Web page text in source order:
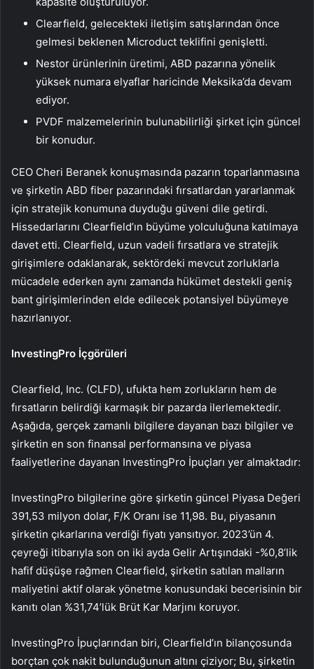
Clearfield, gelecekteki iletişim satışlarından önce
gelmesi beklenen Microduct teklifini genişletti.
Nestor ürünlerinin üretimi, ABD pazarına yönelik
yüksek numara elyaflar haricinde Meksika’da devam
ediyor.
PVDF malzemelerinin bulunabilirliği şirket için güncel
bir konudur.
CEO Cheri Beranek konuşmasında pazarın toparlanmasına
ve şirketin ABD fiber pazarındaki fırsatlardan yararlanmak
için stratejik konumuna duyduğu güveni dile getirdi.
Hissedarlarını Clearfield’ın büyüme yolculuğuna katılmaya
davet etti. Clearfield, uzun vadeli fırsatlara ve stratejik
girişimlere odaklanarak, sektördeki mevcut zorluklarla
mücadele ederken aynı zamanda hükümet destekli geniş
bant girişimlerinden elde edilecek potansiyel büyümeye
hazırlanıyor.
InvestingPro İçgörüleri
Clearfield, Inc. (CLFD), ufukta hem zorlukların hem de
fırsatların belirdiği karmaşık bir pazarda ilerlemektedir.
Aşağıda, gerçek zamanlı bilgilere dayanan bazı bilgiler ve
şirketin en son finansal performansına ve piyasa
faaliyetlerine dayanan InvestingPro İpuçları yer almaktadır:
InvestingPro bilgilerine göre şirketin güncel Piyasa Değeri
391,53 milyon dolar, F/K Oranı ise 11,98. Bu, piyasanın
şirketin çıkarlarına verdiği fiyatı yansıtıyor. 2023’ün 4.
çeyreği itibarıyla son on iki ayda Gelir Artışındaki -%0,8’lik
hafif düşüşe rağmen Clearfield, şirketin satılan malların
maliyetini aktif olarak yönetme konusundaki becerisinin bir
kanıtı olan %31,74’lük Brüt Kar Marjını koruyor.
InvestingPro İpuçlarından biri, Clearfield’ın bilançosunda
borçtan çok nakit bulunduğunun altını çiziyor; Bu, şirketin